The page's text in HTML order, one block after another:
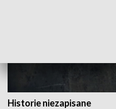
Historie niezapisane